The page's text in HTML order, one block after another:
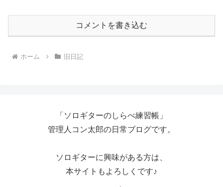
コメントを書き込む
ホーム 旧日記
「ソロギターのしらべ練習帳」
管理人コン太郎の日常ブログです。
ソロギターに興味がある方は、
本サイトもよろしくです♪